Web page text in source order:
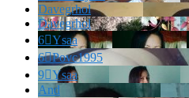
Davegrhol
Davegrhol
6Ysaa
6Povc1995
9Ysaa
And